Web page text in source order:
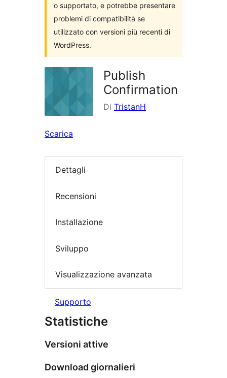
o supportato, e potrebbe presentare
problemi di compatibilità se
utilizzato con versioni più recenti di
WordPress.
Publish
Confirmation
Di TristanH
Scarica
Dettagli
Recensioni
Installazione
Sviluppo
Visualizzazione avanzata
Supporto
Statistiche
Versioni attive
Download giornalieri